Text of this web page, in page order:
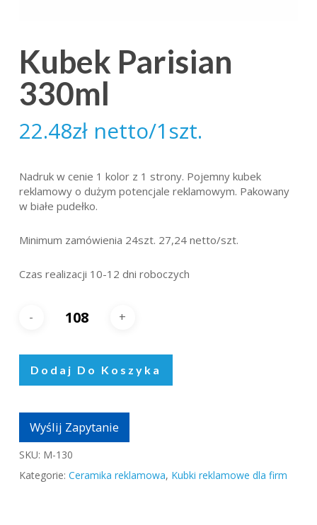
Kubek Parisian
330ml
22.48zł netto/1szt.
Nadruk w cenie 1 kolor z 1 strony. Pojemny kubek
reklamowy o dużym potencjale reklamowym. Pakowany
w białe pudełko.
Minimum zamówienia 24szt. 27,24 netto/szt.
Czas realizacji 10-12 dni roboczych
Dodaj Do Koszyka
Wyślij Zapytanie
SKU: M-130
Kategorie: Ceramika reklamowa, Kubki reklamowe dla firm